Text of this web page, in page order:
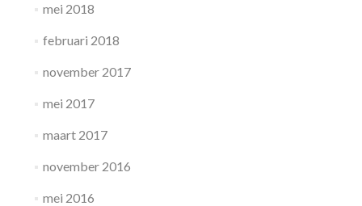
mei 2018
februari 2018
november 2017
mei 2017
maart 2017
november 2016
mei 2016